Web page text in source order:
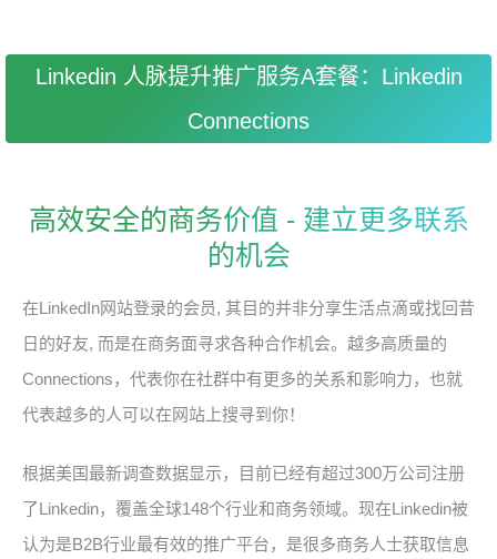
Linkedin 人脉提升推广服务A套餐：Linkedin
Connections
高效安全的商务价值 - 建立更多联系
的机会
在LinkedIn网站登录的会员, 其目的并非分享生活点滴或找回昔
日的好友, 而是在商务面寻求各种合作机会。越多高质量的
Connections，代表你在社群中有更多的关系和影响力，也就
代表越多的人可以在网站上搜寻到你！
根据美国最新调查数据显示，目前已经有超过300万公司注册
了Linkedin，覆盖全球148个行业和商务领域。现在Linkedin被
认为是B2B行业最有效的推广平台，是很多商务人士获取信息